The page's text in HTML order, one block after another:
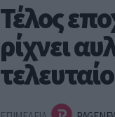
Τέλος
ρίχνει